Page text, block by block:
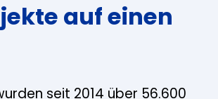
auf einen
seit 2014 über 56.600